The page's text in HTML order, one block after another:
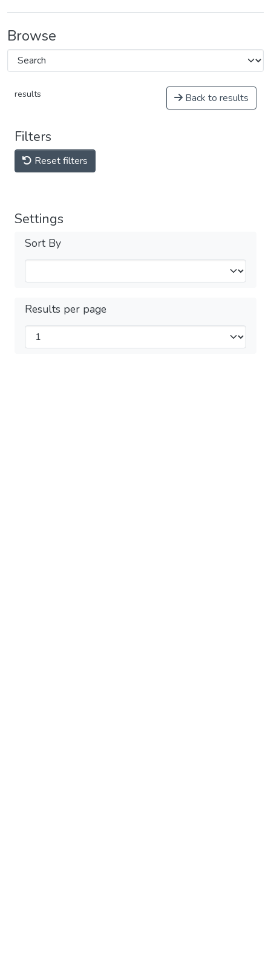
Browse
results Back to results
Filters
Reset filters
Settings
Sort By
Results per page